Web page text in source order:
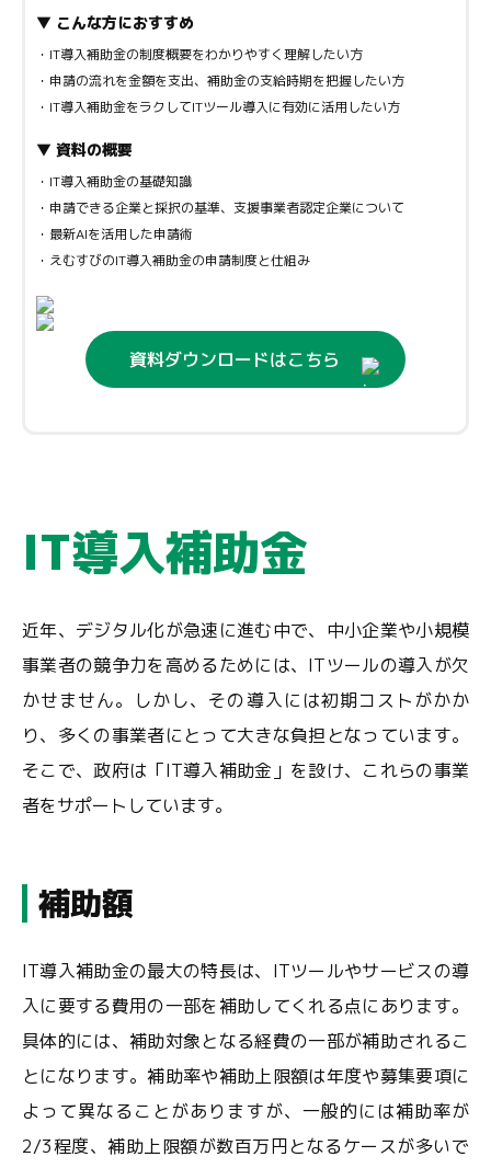
▼ こんな方におすすめ
・IT導入補助金の制度概要をわかりやすく理解したい方
・申請の流れを金額を支出、補助金の支給時期を把握したい方
・IT導入補助金をラクしてITツール導入に有効に活用したい方
▼ 資料の概要
・IT導入補助金の基礎知識
・申請できる企業と採択の基準、支援事業者認定企業について
・最新AIを活用した申請術
・えむすびのIT導入補助金の申請制度と仕組み
資料ダウンロードはこちら
IT導入補助金
近年、デジタル化が急速に進む中で、中小企業や小規模
事業者の競争力を高めるためには、ITツールの導入が欠
かせません。しかし、その導入には初期コストがかか
り、多くの事業者にとって大きな負担となっています。
そこで、政府は「IT導入補助金」を設け、これらの事業
者をサポートしています。
補助額
IT導入補助金の最大の特長は、ITツールやサービスの導
入に要する費用の一部を補助してくれる点にあります。
具体的には、補助対象となる経費の一部が補助されるこ
とになります。補助率や補助上限額は年度や募集要項に
よって異なることがありますが、一般的には補助率が
2/3程度、補助上限額が数百万円となるケースが多いで